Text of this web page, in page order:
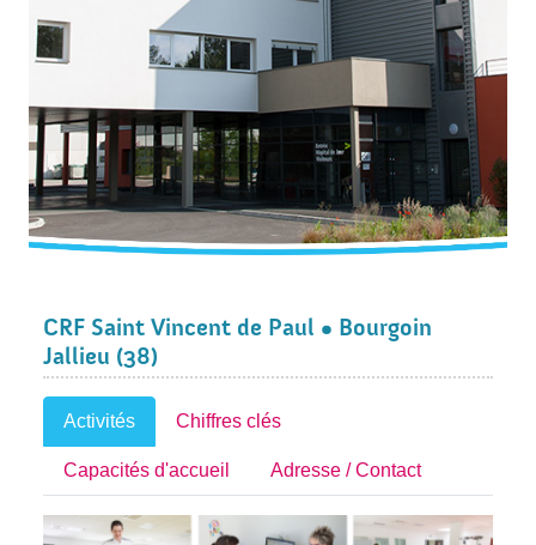
CRF Saint Vincent de Paul • Bourgoin
Jallieu (38)
Activités Chiffres clés
Capacités d'accueil Adresse / Contact